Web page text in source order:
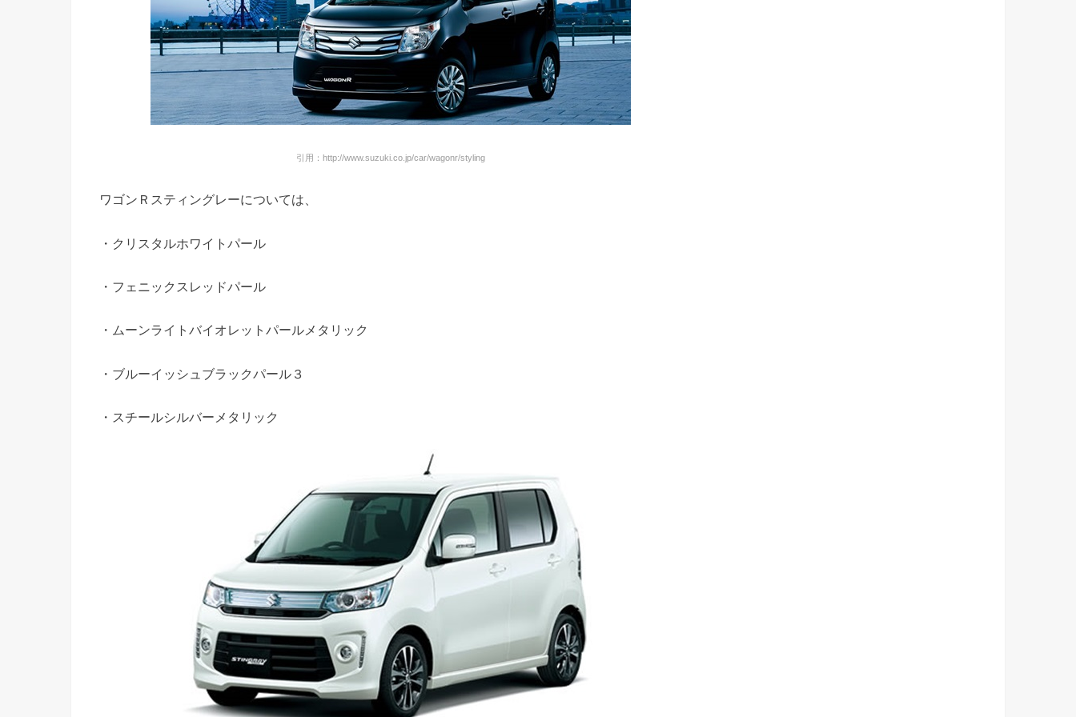
引用：http://www.suzuki.co.jp/car/wagonr/styling
ワゴンＲスティングレーについては、
・クリスタルホワイトパール
・フェニックスレッドパール
・ムーンライトバイオレットパールメタリック
・ブルーイッシュブラックパール３
・スチールシルバーメタリック